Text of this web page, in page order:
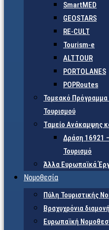
SmartMED
GEOSTARS
RE-CULT
Tourism-e
ALTTOUR
PORTOLANES
POPRoutes
Τομεακό Πρόγραμμα
Τουρισμού
Ταμείο Ανάκαμψης
Δράση 16921
Τουρισμό
Άλλα Ευρωπαϊκά
Νομοθεσία
Πύλη Τουριστικής
Βραχυχρόνια διαμονή
Ευρωπαϊκή